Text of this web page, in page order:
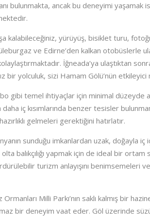
bulunmakta, ancak bu deneyimi yaşamak
kalabileceğiniz, yürüyüş, bisiklet turu,
ve Edirne’den kalkan otobüslerle
İğneada’ya ulaştıktan
bir yolculuk, sizi Hamam Gölü’nün etkileyici
gibi temel ihtiyaçlar için minimal düzeyde
iç kısımlarında benzer tesisler
gelmeleri gerektiğini hatırlatır.
sunduğu imkanlardan uzak, doğayla
balıkçılığı yapmak için de ideal bir
turizm anlayışını benimsemeleri
Milli Parkı’nın saklı kalmış bir
bir deneyim vaat eder. Göl üzerinde